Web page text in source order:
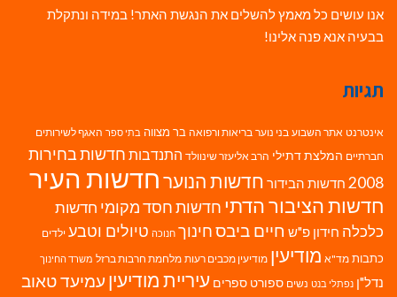
אנו עושים כל מאמץ להשלים את הנגשת האתר! במידה ונתקלת
בבעיה אנא פנה אלינו!
תגיות
אינטרנט אתר השבוע בני נוער בריאות ורפואה בר מצווה בתי ספר האגף לשירותים
חברתיים המלצת דתילי הרב אליעזר שינוולד התנדבות חדשות בחירות
2008 חדשות הבידור חדשות הנוערחדשות העיר
חדשות הציבור הדתי חדשות חסד מקומי חדשות
כלכלה חידון פ"ש חיים ביבסחינוך חנוכה טיולים וטבע ילדים
כתבות מד"א מודיעין מודיעין מכבים רעות מלחמת חרבות ברזל משרד החינוך
נדל"ן נפתלי בנט נשים ספורט ספרים עיריית מודיעין עמיעד טאוב